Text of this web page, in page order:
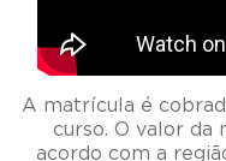
A matrícula é
curso. O valor da
acordo com a